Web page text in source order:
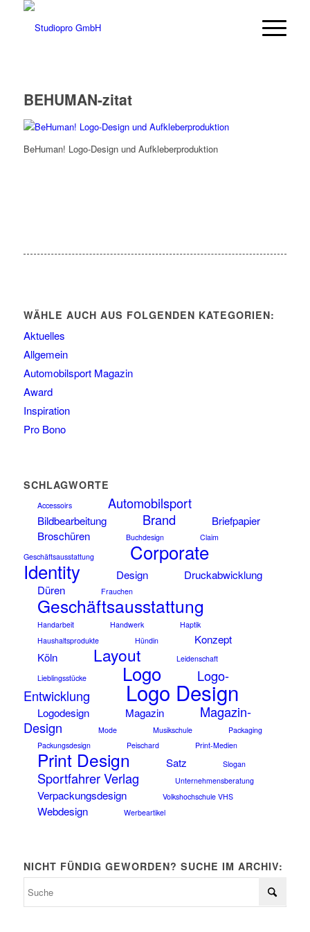
BEHUMAN-zitat
BeHuman! Logo-Design und Aufkleberproduktion
WÄHLE AUCH AUS FOLGENDEN KATEGORIEN:
Aktuelles
Allgemein
Automobilsport Magazin
Award
Inspiration
Pro Bono
SCHLAGWORTE
Accessoirs Automobilsport
Bildbearbeitung Brand
Briefpapier
Broschüren
Buchdesign
Claim
Geschäftsausstattung
Corporate
Identity Design
Druckabwicklung
Düren
Frauchen
Geschäftsausstattung
Handarbeit Handwerk
Haptik
Haushaltsprodukte
Hündin
Konzept
Köln
Layout
Leidenschaft
Lieblingsstücke
Logo
Logo-
Entwicklung
Logo Design
Logodesign Magazin
Magazin-
Design
Mode Musikschule
Packaging
Packungsdesign
Peischard Print-Medien
Print Design Satz Slogan
Sportfahrer Verlag Unternehmensberatung
Verpackungsdesign Volkshochschule VHS
Webdesign Werbeartikel
NICHT FÜNDIG GEWORDEN? SUCHE IM ARCHIV: